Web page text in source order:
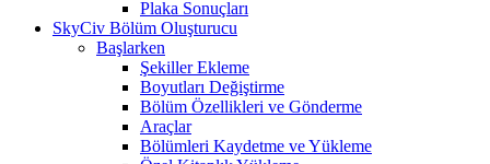
Plaka Sonuçları
SkyCiv Bölüm Oluşturucu
Başlarken
Şekiller Ekleme
Boyutları Değiştirme
Bölüm Özellikleri ve Gönderme
Araçlar
Bölümleri Kaydetme ve Yükleme